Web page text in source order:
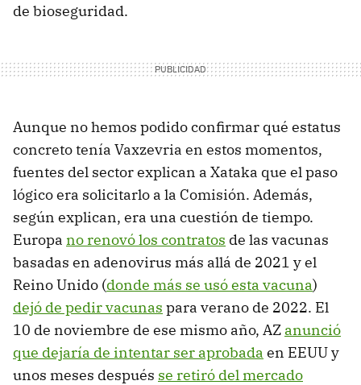
de bioseguridad.
Aunque no hemos podido confirmar qué estatus
concreto tenía Vaxzevria en estos momentos,
fuentes del sector explican a Xataka que el paso
lógico era solicitarlo a la Comisión. Además,
según explican, era una cuestión de tiempo.
Europa no renovó los contratos de las vacunas
basadas en adenovirus más allá de 2021 y el
Reino Unido (donde más se usó esta vacuna)
dejó de pedir vacunas para verano de 2022. El
10 de noviembre de ese mismo año, AZ anunció
que dejaría de intentar ser aprobada en EEUU y
unos meses después se retiró del mercado